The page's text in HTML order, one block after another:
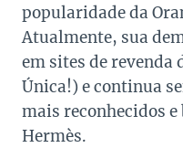
popularidade da
Atualmente, sua
em sites de revenda
Única!) e continua
mais reconhecidos
Hermès.